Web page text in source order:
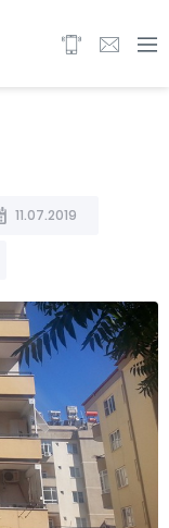
11.07.2019